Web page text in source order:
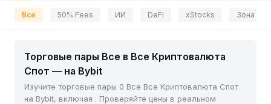
Все 50% Fees ИИ DeFi xStocks Зона
Торговые пары Все в Все Криптовалюта
Спот — на Bybit
Изучите торговые пары 0 Все Все Криптовалюта Спот
на Bybit, включая . Проверяйте цены в реальном